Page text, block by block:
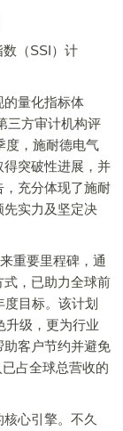
（SSI）计
量化指标体
三方审计机构评
度，施耐德电气
突破性进展，并
充分体现了施耐
实力及坚定决
重要里程碑，通
，已助力全球前
目标。该计划
升级，更为行业
客户节约并避免
占全球总营收的
心引擎。不久